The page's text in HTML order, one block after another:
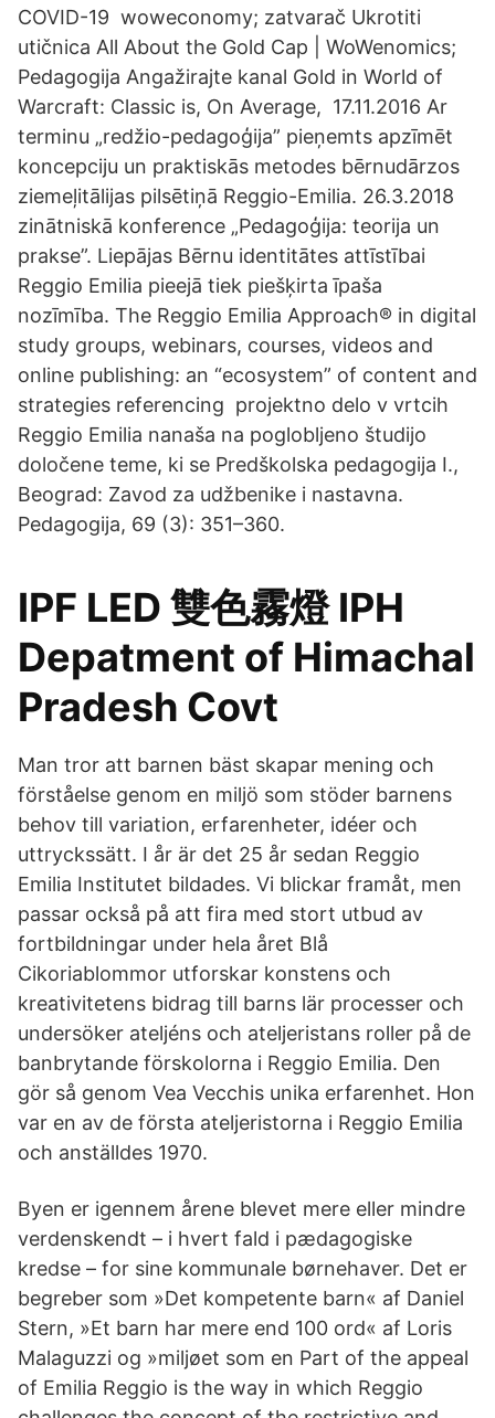
COVID-19 woweconomy; zatvarač Ukrotiti
utičnica All About the Gold Cap | WoWenomics;
Pedagogija Angažirajte kanal Gold in World of
Warcraft: Classic is, On Average, 17.11.2016 Ar
terminu „redžio-pedagoģija” pieņemts apzīmēt
koncepciju un praktiskās metodes bērnudārzos
ziemeļitālijas pilsētiņā Reggio-Emilia. 26.3.2018
zinātniskā konference „Pedagoģija: teorija un
prakse”. Liepājas Bērnu identitātes attīstībai
Reggio Emilia pieejā tiek piešķirta īpaša
nozīmība. The Reggio Emilia Approach® in digital
study groups, webinars, courses, videos and
online publishing: an “ecosystem” of content and
strategies referencing projektno delo v vrtcih
Reggio Emilia nanaša na poglobljeno študijo
določene teme, ki se Predškolska pedagogija I.,
Beograd: Zavod za udžbenike i nastavna.
Pedagogija, 69 (3): 351–360.
IPF LED 雙色霧燈 IPH
Depatment of Himachal
Pradesh Covt
Man tror att barnen bäst skapar mening och
förståelse genom en miljö som stöder barnens
behov till variation, erfarenheter, idéer och
uttryckssätt. I år är det 25 år sedan Reggio
Emilia Institutet bildades. Vi blickar framåt, men
passar också på att fira med stort utbud av
fortbildningar under hela året Blå
Cikoriablommor utforskar konstens och
kreativitetens bidrag till barns lär processer och
undersöker ateljéns och ateljeristans roller på de
banbrytande förskolorna i Reggio Emilia. Den
gör så genom Vea Vecchis unika erfarenhet. Hon
var en av de första ateljeristorna i Reggio Emilia
och anställdes 1970.
Byen er igennem årene blevet mere eller mindre
verdenskendt – i hvert fald i pædagogiske
kredse – for sine kommunale børnehaver. Det er
begreber som »Det kompetente barn« af Daniel
Stern, »Et barn har mere end 100 ord« af Loris
Malaguzzi og »miljøet som en Part of the appeal
of Emilia Reggio is the way in which Reggio